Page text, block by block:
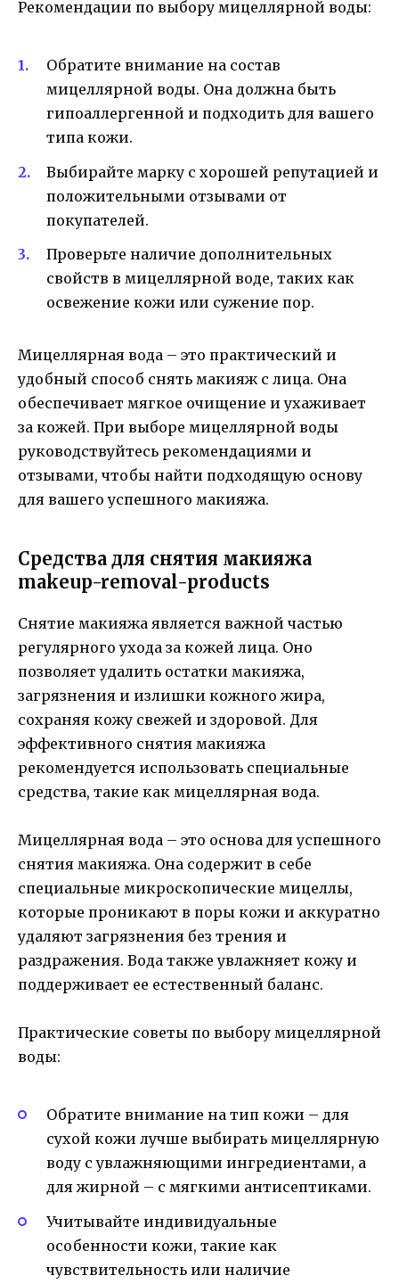
Рекомендации по выбору мицеллярной воды:
Обратите внимание на состав
мицеллярной воды. Она должна быть
гипоаллергенной и подходить для вашего
типа кожи.
Выбирайте марку с хорошей репутацией и
положительными отзывами от
покупателей.
Проверьте наличие дополнительных
свойств в мицеллярной воде, таких как
освежение кожи или сужение пор.
Мицеллярная вода – это практический и
удобный способ снять макияж с лица. Она
обеспечивает мягкое очищение и ухаживает
за кожей. При выборе мицеллярной воды
руководствуйтесь рекомендациями и
отзывами, чтобы найти подходящую основу
для вашего успешного макияжа.
Средства для снятия макияжа
makeup-removal-products
Снятие макияжа является важной частью
регулярного ухода за кожей лица. Оно
позволяет удалить остатки макияжа,
загрязнения и излишки кожного жира,
сохраняя кожу свежей и здоровой. Для
эффективного снятия макияжа
рекомендуется использовать специальные
средства, такие как мицеллярная вода.
Мицеллярная вода – это основа для успешного
снятия макияжа. Она содержит в себе
специальные микроскопические мицеллы,
которые проникают в поры кожи и аккуратно
удаляют загрязнения без трения и
раздражения. Вода также увлажняет кожу и
поддерживает ее естественный баланс.
Практические советы по выбору мицеллярной
воды:
Обратите внимание на тип кожи – для
сухой кожи лучше выбирать мицеллярную
воду с увлажняющими ингредиентами, а
для жирной – с мягкими антисептиками.
Учитывайте индивидуальные
особенности кожи, такие как
чувствительность или наличие